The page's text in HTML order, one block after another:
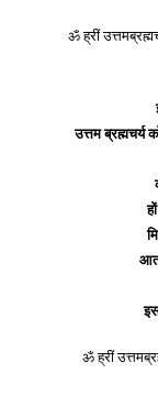
ॐ ह्रीं
उत्तम ब्रह्मचर्य
ॐ ह्रीं